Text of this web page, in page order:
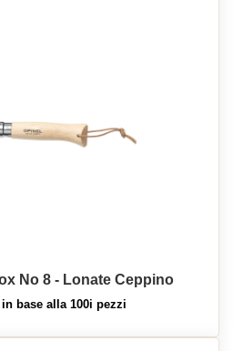
No 8 - Lonate Ceppino
base alla 100i pezzi